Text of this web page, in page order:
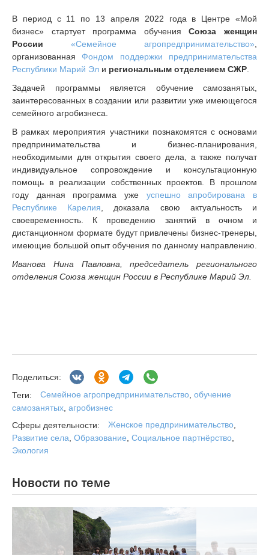
В период с 11 по 13 апреля 2022 года в Центре «Мой
бизнес» стартует программа обученияСоюза женщин
России
«Семейное агропредпринимательство»
организованнаяФондом поддержки предпринимательства
Республики Марий Эл и региональным отделением СЖР
Задачей программы является обучение самозанятых,
заинтересованных в создании или развитии уже имеющегося
семейного агробизнеса.
В рамках мероприятия участники познакомятся с основами
предпринимательства и бизнес-планирования,
необходимыми для открытия своего дела, а также получат
индивидуальное сопровождение и консультационную
помощь в реализации собственных проектов. В прошлом
году данная программа уже успешно апробирована в
Республике Карелия , доказала свою актуальность и
своевременность. К проведению занятий в очном и
дистанционном формате будут привлечены бизнес-тренеры,
имеющие большой опыт обучения по данному направлению.
Иванова Нина Павловна, председатель регионального
отделения Союза женщин России в Республике Марий Эл.
Поделиться:
Теги:
Семейное агропредпринимательство обучение
самозанятых агробизнес
Сферы деятельности:
Женское предпринимательство
Развитие села Образование Социальное партнёрство
Экология
Новости по теме